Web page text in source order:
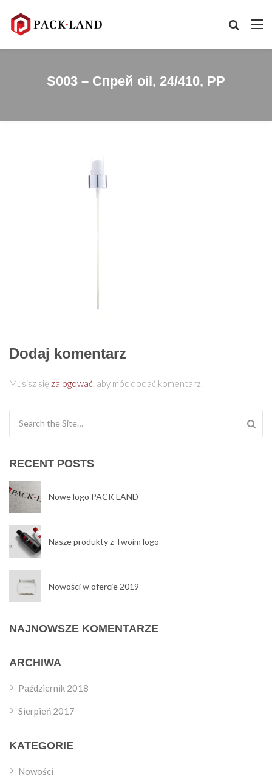
S003 – Спрей oil, 24/410, PP
Dodaj komentarz
Musisz się zalogować, aby móc dodać komentarz.
RECENT POSTS
Nowe logo PACK LAND
Nasze produkty z Twoim logo
Nowości w ofercie 2019
NAJNOWSZE KOMENTARZE
ARCHIWA
Październik 2018
Sierpień 2017
KATEGORIE
Nowości